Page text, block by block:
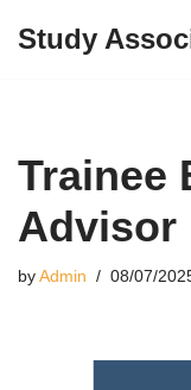
Study
Trainee
Advisor
by Admin 08/07/